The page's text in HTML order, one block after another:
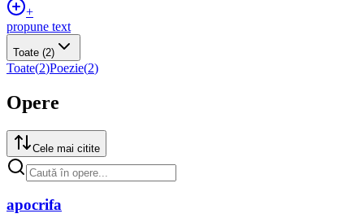
+
propune text
Toate (2)
Toate(2)Poezie(2)
Opere
Cele mai citite
apocrifa